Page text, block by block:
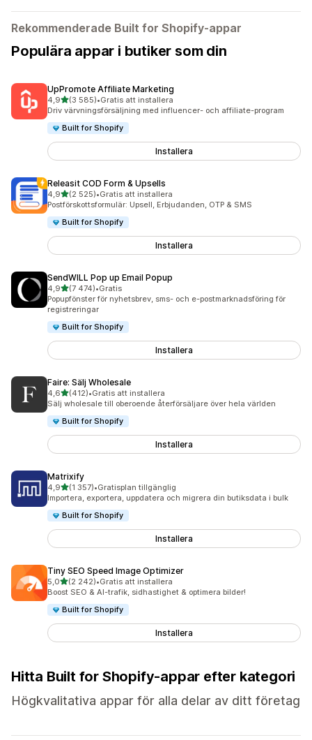
Rekommenderade Built for Shopify-appar
Populära appar i butiker som din
UpPromote Affiliate Marketing
4,9av 5 stjärnor
(3 585)
3585 recensioner totalt
•Gratis att installera
Driv värvningsförsäljning med influencer- och affiliate-program
Built for Shopify
Installera
Releasit COD Form & Upsells
4,9av 5 stjärnor
(2 525)
2525 recensioner totalt
•Gratis att installera
Postförskottsformulär: Upsell, Erbjudanden, OTP & SMS
Built for Shopify
Installera
SendWILL Pop up Email Popup
4,9av 5 stjärnor
(7 474)
7474 recensioner totalt
•Gratis
Popupfönster för nyhetsbrev, sms- och e-postmarknadsföring för
registreringar
Built for Shopify
Installera
Faire: Sälj Wholesale
4,6av 5 stjärnor
(412)
412 recensioner totalt
•Gratis att installera
Sälj wholesale till oberoende återförsäljare över hela världen
Built for Shopify
Installera
Matrixify
4,9av 5 stjärnor
(1 357)
1357 recensioner totalt
•Gratisplan tillgänglig
Importera, exportera, uppdatera och migrera din butiksdata i bulk
Built for Shopify
Installera
Tiny SEO Speed Image Optimizer
5,0av 5 stjärnor
(2 242)
2242 recensioner totalt
•Gratis att installera
Boost SEO & AI-trafik, sidhastighet & optimera bilder!
Built for Shopify
Installera
Hitta Built for Shopify-appar efter kategori
Högkvalitativa appar för alla delar av ditt företag